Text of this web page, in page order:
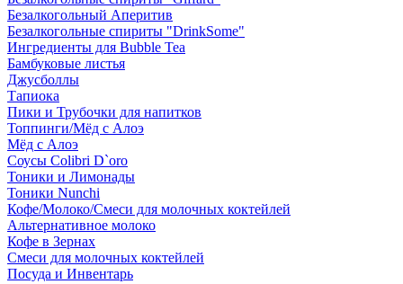
Безалкогольный Аперитив
Безалкогольные спириты "DrinkSome"
Ингредиенты для Bubble Tea
Бамбуковые листья
Джусболлы
Тапиока
Пики и Трубочки для напитков
Топпинги/Мёд с Алоэ
Мёд с Алоэ
Соусы Colibri D`oro
Тоники и Лимонады
Тоники Nunchi
Кофе/Молоко/Смеси для молочных коктейлей
Альтернативное молоко
Кофе в Зернах
Смеси для молочных коктейлей
Посуда и Инвентарь